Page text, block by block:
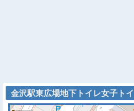
金沢駅東広場地下トイレ女子ト